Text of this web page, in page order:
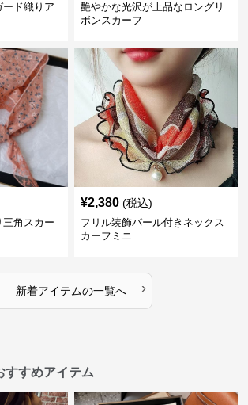
ド織りア
艶やかな光沢が上品なロングリ
ボンスカーフ
角スカー
¥2,380 (税込)
フリル装飾パール付きネックス
カーフミニ
新着アイテムの一覧へ ›
すすめアイテム